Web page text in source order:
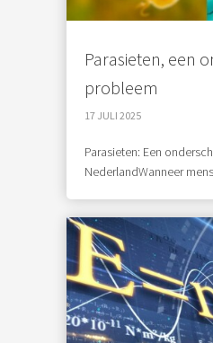
Parasieten, een
probleem
17 JULI 2025
Parasieten: Een
NederlandWanneer